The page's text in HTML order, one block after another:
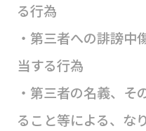
る行為
・第三者への誹謗中
当する行為
・第三者の名義、そ
ること等による、な